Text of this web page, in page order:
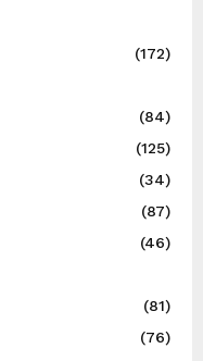
(172)
(84)
(125)
(34)
(87)
(46)
(81)
(76)